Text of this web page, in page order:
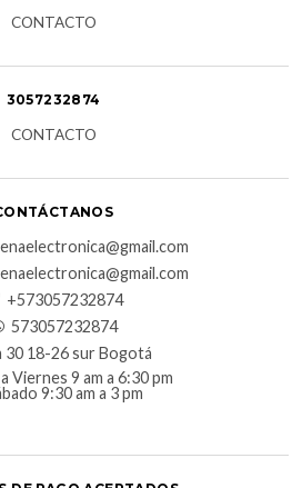
CONTACTO
3057232874
CONTACTO
+573057232874
573057232874
30 18-26 sur Bogotá
Viernes 9 am a 6:30 pm
9:30 am a 3 pm